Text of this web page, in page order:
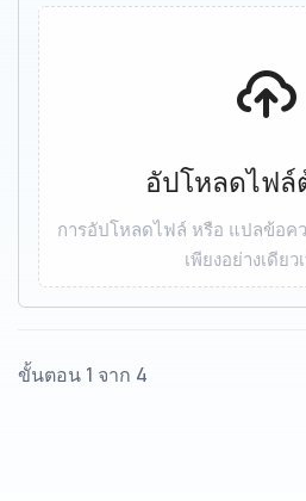
อัปโหลดไฟ
การอัปโหลดไฟล์ หรือ แปลข้อค
เพียงอย่างเดีย
ขั้นตอน 1 จาก 4